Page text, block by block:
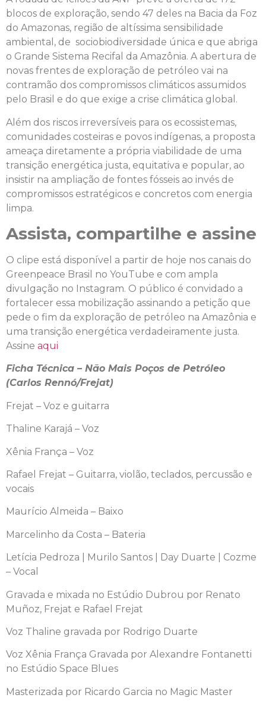
blocos de exploração, sendo 47 deles na Bacia da Foz
do Amazonas, região de altíssima sensibilidade
ambiental, de sociobiodiversidade única e que abriga
o Grande Sistema Recifal da Amazônia. A abertura de
novas frentes de exploração de petróleo vai na
contramão dos compromissos climáticos assumidos
pelo Brasil e do que exige a crise climática global.
Além dos riscos irreversíveis para os ecossistemas,
comunidades costeiras e povos indígenas, a proposta
ameaça diretamente a própria viabilidade de uma
transição energética justa, equitativa e popular, ao
insistir na ampliação de fontes fósseis ao invés de
compromissos estratégicos e concretos com energia
limpa.
Assista, compartilhe e assine
O clipe está disponível a partir de hoje nos canais do
Greenpeace Brasil no YouTube e com ampla
divulgação no Instagram. O público é convidado a
fortalecer essa mobilização assinando a petição que
pede o fim da exploração de petróleo na Amazônia e
uma transição energética verdadeiramente justa.
Assine aqui
Ficha Técnica – Não Mais Poços de Petróleo
(Carlos Rennó/Frejat)
Frejat – Voz e guitarra
Thaline Karajá – Voz
Xênia França – Voz
Rafael Frejat – Guitarra, violão, teclados, percussão e
vocais
Maurício Almeida – Baixo
Marcelinho da Costa – Bateria
Letícia Pedroza | Murilo Santos | Day Duarte | Cozme
– Vocal
Gravada e mixada no Estúdio Dubrou por Renato
Muñoz, Frejat e Rafael Frejat
Voz Thaline gravada por Rodrigo Duarte
Voz Xênia França Gravada por Alexandre Fontanetti
no Estúdio Space Blues
Masterizada por Ricardo Garcia no Magic Master